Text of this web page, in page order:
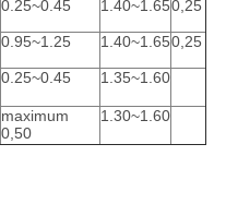
0.25~0.45 1.40~1.650,25
0.95~1.25 1.40~1.650,25
0.25~0.45 1.35~1.60
maximum
0,50
1.30~1.60